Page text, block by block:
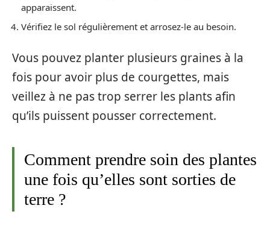
apparaissent.
Vérifiez le sol régulièrement et arrosez-le au besoin.
Vous pouvez planter plusieurs graines à la
fois pour avoir plus de courgettes, mais
veillez à ne pas trop serrer les plants afin
qu’ils puissent pousser correctement.
Comment prendre soin des plantes
une fois qu’elles sont sorties de
terre ?